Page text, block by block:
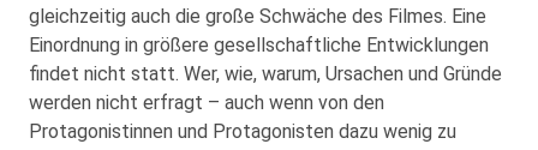
gleichzeitig auch die große Schwäche des Filmes. Eine
Einordnung in größere gesellschaftliche Entwicklungen
findet nicht statt. Wer, wie, warum, Ursachen und Gründe
werden nicht erfragt – auch wenn von den
Protagonistinnen und Protagonisten dazu wenig zu